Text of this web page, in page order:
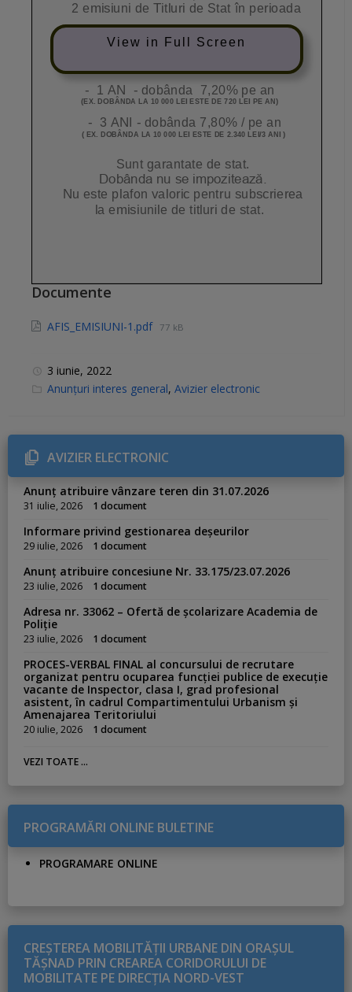
View in Full Screen
Documente
AFIS_EMISIUNI-1.pdf 77 kB
3 iunie, 2022
C
r
i
e
s
Anunțuri interes general, Avizier electronic
AVIZIER ELECTRONIC
Anunț atribuire vânzare teren din 31.07.2026
31 iulie, 2026 1 document
Informare privind gestionarea deșeurilor
29 iulie, 2026 1 document
Anunț atribuire concesiune Nr. 33.175/23.07.2026
23 iulie, 2026 1 document
Adresa nr. 33062 – Ofertă de școlarizare Academia de
Poliție
23 iulie, 2026 1 document
PROCES-VERBAL FINAL al concursului de recrutare
organizat pentru ocuparea funcției publice de execuție
vacante de Inspector, clasa I, grad profesional
asistent, în cadrul Compartimentului Urbanism și
Amenajarea Teritoriului
20 iulie, 2026 1 document
VEZI TOATE ...
PROGRAMĂRI ONLINE BULETINE
PROGRAMARE ONLINE
CREŞTEREA MOBILITĂŢII URBANE DIN ORAŞUL
TĂŞNAD PRIN CREAREA CORIDORULUI DE
MOBILITATE PE DIRECŢIA NORD-VEST